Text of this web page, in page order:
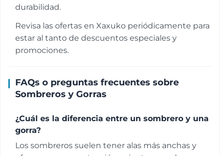
durabilidad.
Revisa las ofertas en Xaxuko periódicamente para
estar al tanto de descuentos especiales y
promociones.
FAQs o preguntas frecuentes sobre
Sombreros y Gorras
¿Cuál es la diferencia entre un sombrero y una
gorra?
Los sombreros suelen tener alas más anchas y